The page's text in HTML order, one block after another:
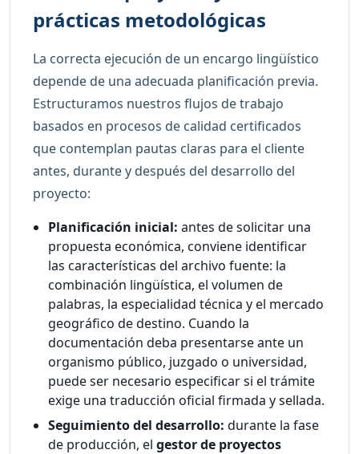
prácticas metodológicas
La correcta ejecución de un encargo lingüístico
depende de una adecuada planificación previa.
Estructuramos nuestros flujos de trabajo
basados en procesos de calidad certificados
que contemplan pautas claras para el cliente
antes, durante y después del desarrollo del
proyecto:
Planificación inicial: antes de solicitar una
propuesta económica, conviene identificar
las características del archivo fuente: la
combinación lingüística, el volumen de
palabras, la especialidad técnica y el mercado
geográfico de destino. Cuando la
documentación deba presentarse ante un
organismo público, juzgado o universidad,
puede ser necesario especificar si el trámite
exige una traducción oficial firmada y sellada.
Seguimiento del desarrollo: durante la fase
de producción, elgestor de proyectos